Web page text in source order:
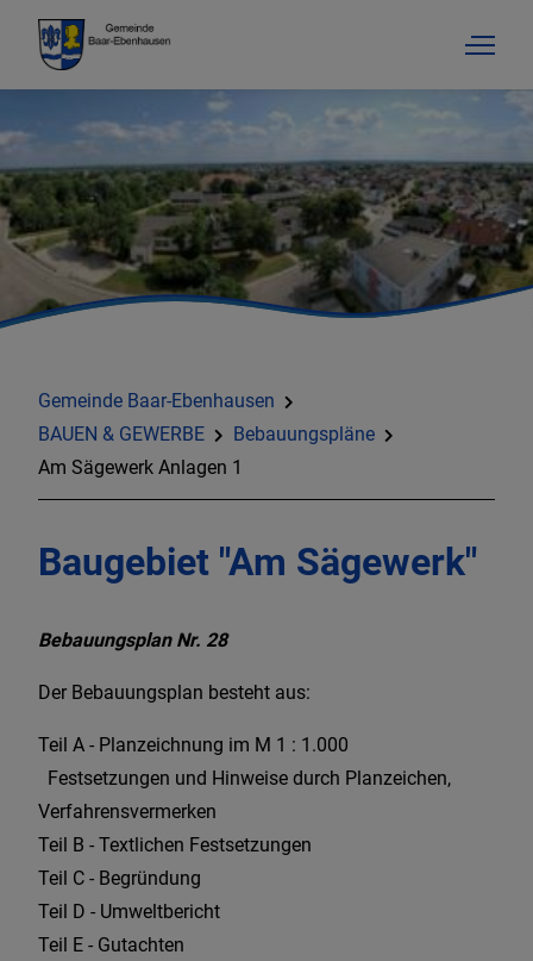
Gemeinde Baar-Ebenhausen
BAUEN & GEWERBE
Bebauungspläne
Am Sägewerk Anlagen 1
Baugebiet "Am Sägewerk"
Bebauungsplan Nr. 28
Der Bebauungsplan besteht aus:
Teil A - Planzeichnung im M 1 : 1.000
Festsetzungen und Hinweise durch Planzeichen,
Verfahrensvermerken
Teil B - Textlichen Festsetzungen
Teil C - Begründung
Teil D - Umweltbericht
Teil E - Gutachten